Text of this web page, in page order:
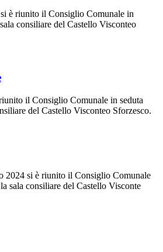
è riunito il Consiglio Comunale in
consiliare del Castello Visconteo
il Consiglio Comunale in seduta
del Castello Visconteo Sforzesco.
2024 si è riunito il Consiglio Comunale
sala consiliare del Castello Visconte